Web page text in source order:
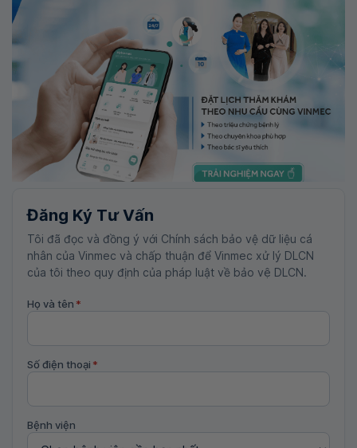
Đăng Ký Tư Vấn
Tôi đã đọc và đồng ý với Chính sách bảo vệ dữ liệu cá
nhân của Vinmec và chấp thuận để Vinmec xử lý DLCN
của tôi theo quy định của pháp luật về bảo vệ DLCN.
Họ và tên *
Số điện thoại *
Bệnh viện